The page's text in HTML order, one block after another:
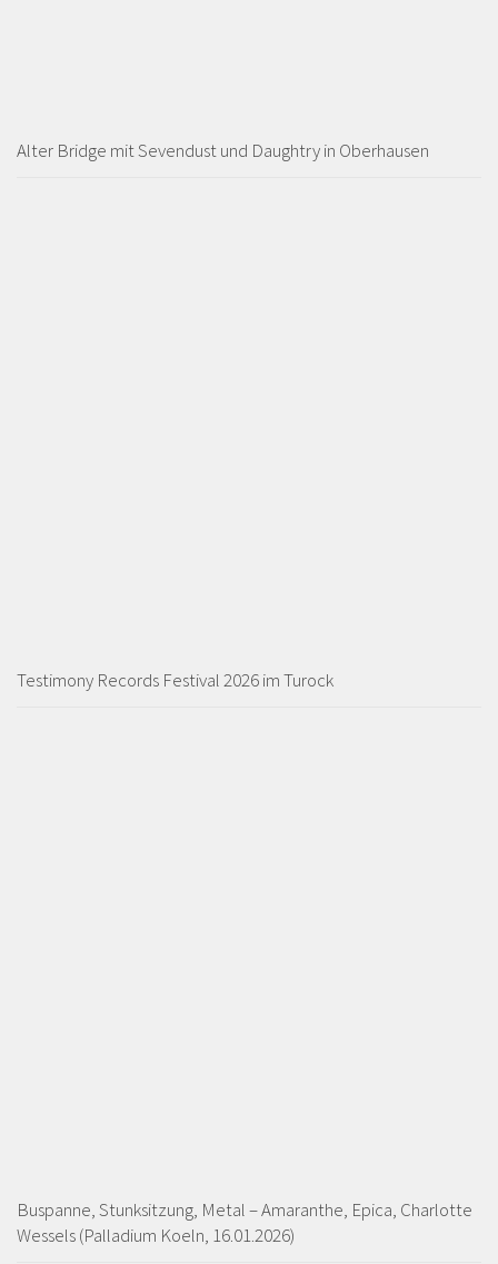
Alter Bridge mit Sevendust und Daughtry in Oberhausen
Testimony Records Festival 2026 im Turock
Buspanne, Stunksitzung, Metal – Amaranthe, Epica, Charlotte
Wessels (Palladium Koeln, 16.01.2026)